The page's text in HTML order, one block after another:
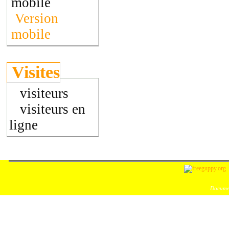
Version
mobile
Visites
visiteurs
visiteurs en
ligne